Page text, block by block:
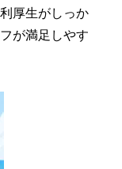
厚生がしっか
が満足しやす